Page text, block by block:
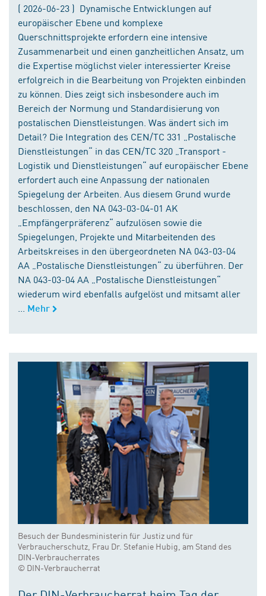
( 2026-06-23 ) Dynamische Entwicklungen auf
europäischer Ebene und komplexe
Querschnittsprojekte erfordern eine intensive
Zusammenarbeit und einen ganzheitlichen Ansatz, um
die Expertise möglichst vieler interessierter Kreise
erfolgreich in die Bearbeitung von Projekten einbinden
zu können. Dies zeigt sich insbesondere auch im
Bereich der Normung und Standardisierung von
postalischen Dienstleistungen. Was ändert sich im
Detail? Die Integration des CEN/TC 331 „Postalische
Dienstleistungen“ in das CEN/TC 320 „Transport -
Logistik und Dienstleistungen“ auf europäischer Ebene
erfordert auch eine Anpassung der nationalen
Spiegelung der Arbeiten. Aus diesem Grund wurde
beschlossen, den NA 043-03-04-01 AK
„Empfängerpräferenz“ aufzulösen sowie die
Spiegelungen, Projekte und Mitarbeitenden des
Arbeitskreises in den übergeordneten NA 043-03-04
AA „Postalische Dienstleistungen“ zu überführen. Der
NA 043-03-04 AA „Postalische Dienstleistungen“
wiederum wird ebenfalls aufgelöst und mitsamt aller
Mehr
Besuch der Bundesministerin für Justiz und für
Verbraucherschutz, Frau Dr. Stefanie Hubig, am Stand des
DIN-Verbraucherrates
© DIN-Verbraucherrat